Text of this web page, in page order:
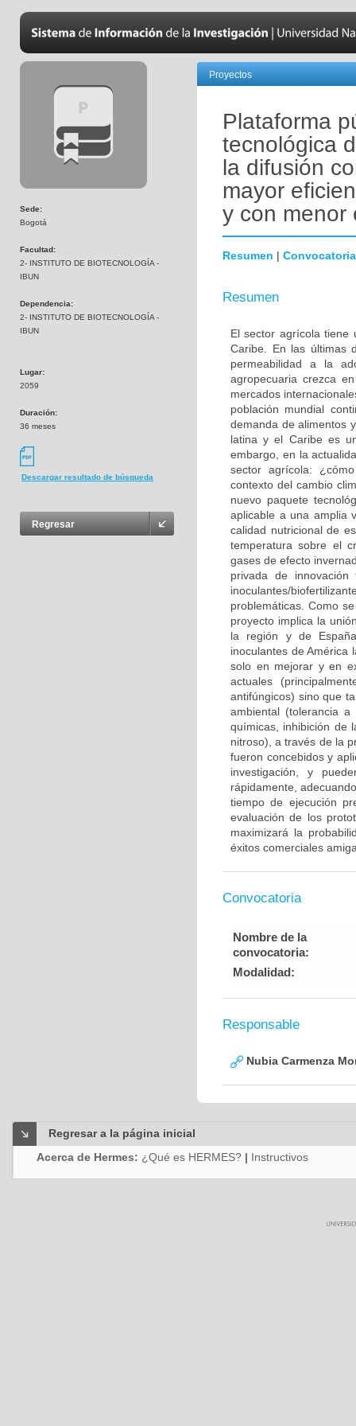
Sede:
Bogotá
Facultad:
2- INSTITUTO DE BIOTECNOLOGÍA -
IBUN
Dependencia:
2- INSTITUTO DE BIOTECNOLOGÍA -
IBUN
Lugar:
2059
Duración:
36 meses
Descargar resultado de búsqueda
Regresar
Proyectos
Plataforma
tecnológica
la difusión
mayor
y con menor
Resumen | Convocatoria
Resumen
El sector agrícola tiene
Caribe. En las últimas
permeabilidad a la
agropecuaria crezca
mercados
población mundial
demanda de alimentos
latina y el Caribe es
embargo, en la
sector agrícola:
contexto del cambio
nuevo paquete
aplicable a una amplia
calidad nutricional de
temperatura sobre el
gases de efecto
privada de
inoculantes/
problemáticas. Como
proyecto implica la
la región y de
inoculantes de América
solo en mejorar y en
actuales
antifúngicos) sino que
ambiental (tolerancia
químicas, inhibición de
nitroso), a través de la
fueron concebidos y
investigación, y
rápidamente,
tiempo de ejecución
evaluación de los
maximizará la
éxitos comerciales
Convocatoria
Nombre de la
convocatoria:
Modalidad:
Responsable
Nubia Carmenza
Regresar a la página inicial
Acerca de Hermes: ¿Qué es HERMES? | Instructivos